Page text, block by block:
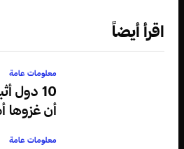
اقرأ أيضاً
معلومات عامة
10 دول
أن
معلومات عامة